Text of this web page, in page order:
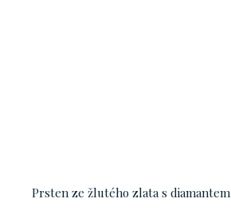
Prsten ze žlutého zlata s diamantem